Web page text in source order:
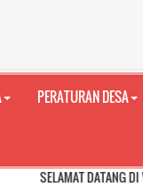
PERATURAN DESA
DATANG DI WEBSITE